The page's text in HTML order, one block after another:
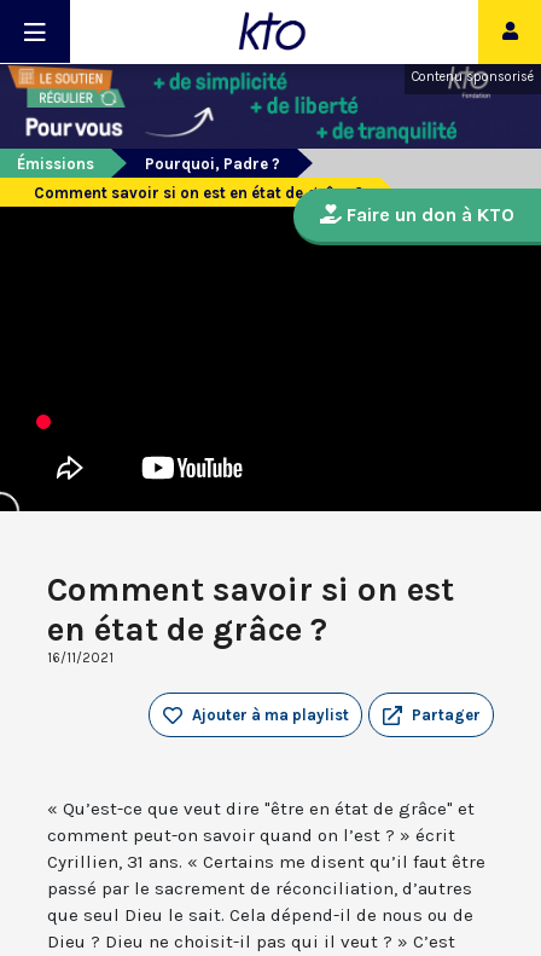
Contenu sponsorisé
Émissions
Pourquoi, Padre ?
Comment savoir si on est en état de grâce ?
Comment savoir si on est
en état de grâce ?
16/11/2021
Partager
Ajouter à ma playlist
« Qu’est-ce que veut dire "être en état de grâce" et
comment peut-on savoir quand on l’est ? » écrit
Cyrillien, 31 ans. « Certains me disent qu’il faut être
passé par le sacrement de réconciliation, d’autres
que seul Dieu le sait. Cela dépend-il de nous ou de
Dieu ? Dieu ne choisit-il pas qui il veut ? » C’est
Faire un don à KTO